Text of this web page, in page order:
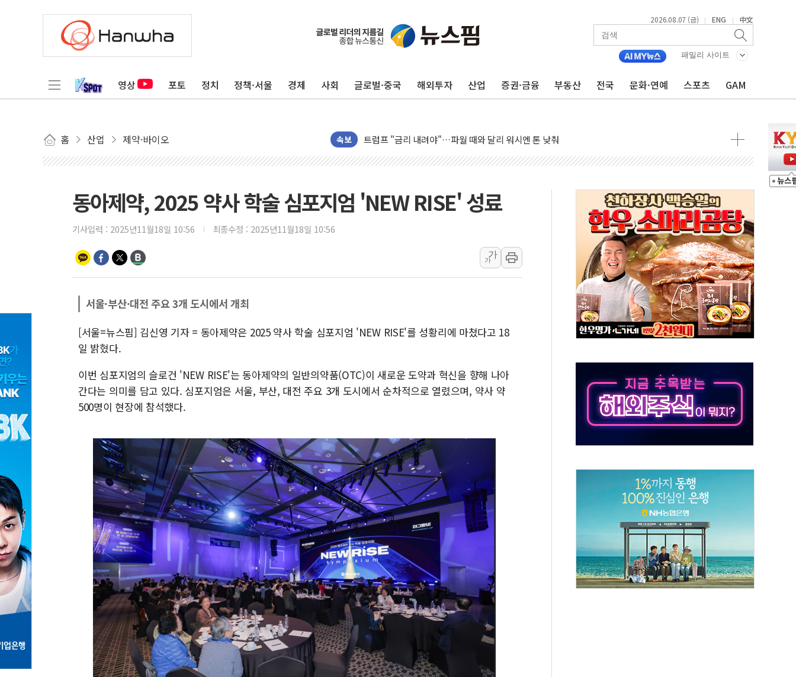
2026.08.07 (금) | ENG | 中文
패밀리 사이트
영상 포토 정치 정책·서울 경제 사회 글로벌·중국 해외투자 산업 증권·금융 부동산 전국 문화·연예 스포츠 GAM
홈 산업 제약·바이오 속보
뉴욕증시 개장 전 특징주...아틀라시안·클라우드플레어·태양광주↑ VS 트레이드데스크·웬디스↓
보훈부, 미 DPAA와 MOU… "6·25 미군 실종자 7359명 끝까지 찾겠다"
특정 정치인 측근 포항시 정책특보 내정설...포항시 '시끌'
李 "해남 태양광, 대한민국 다음 100년 밑거름…수도권 집중 완화 전환점"
트럼프, 中 겨냥 폴리실리콘 관세 15% 부과…美 태양광주 급등
[사진] 빈살만과 에르도안의 만남
이란와이어 "이란 최고지도자 위독…곧 사망해도 놀랍지 않아"
남동발전, 해남군에 국내 최대 규모 400MW 태양광 착공…여의도 1.6배 규모
[인도증시] 중동 불안 속 유가 상승에 소폭 하락...금융주 낙폭 커
황희 '폐버스 청년주택' SNS 글 역풍에 "정부정책 아냐" 해명
폭염 누그러지고 가뭄 숙지나...경북동해안권 8~9일 최대 100mm 호우
사우디·튀르키예·파키스탄, '공동방위협정' 체결… 수니파 국가들의 새 안보 협력 구도
신길동 신축도 3.3㎡당 7250만원…써밋 클라비온 59㎡ 18억원대
[AI 부동산 투데이] 특공 전략도 '극과 극'…생애최초만 경쟁 치열
[코인시황] 비트코인 6만4000달러대 횡보…고래·ETF 매수에도 고유가·금리·입법 지연 '삼중 부담'
[베트남 증시] 유동성 부진 지속, 강보합 마감...석유·가스주 올랐지만 빈그룹이 상쇄
'찜통더위'에 전력수요 역대 최고치 경신…한낮 총수요 104.3GW 기록
동아제약, 2025 약사 학술 심포지엄 'NEW RISE' 성료
기사입력 : 2025년11월18일 10:56 최종수정 : 2025년11월18일 10:56
가
가
서울·부산·대전 주요 3개 도시에서 개최
[서울=뉴스핌] 김신영 기자 = 동아제약은 2025 약사 학술 심포지엄 'NEW RISE'를 성황리에 마쳤다고 18
일 밝혔다.
이번 심포지엄의 슬로건 'NEW RISE'는 동아제약의 일반의약품(OTC)이 새로운 도약과 혁신을 향해 나아
간다는 의미를 담고 있다. 심포지엄은 서울, 부산, 대전 주요 3개 도시에서 순차적으로 열렸으며, 약사 약
500명이 현장에 참석했다.